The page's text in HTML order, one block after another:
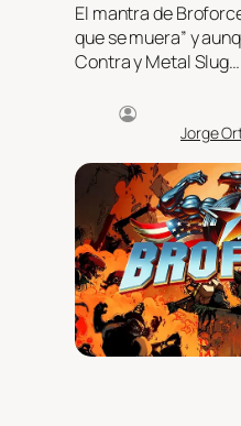
El mantra de
que se muera” y
Contra y Metal Slug…
Jorge